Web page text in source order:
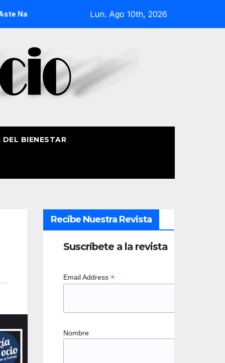
2026 La Procesión Náutica de la Amatxu de Begoña
Lun. Ago 10th, 2026
DEL BIENESTAR
Recibe Nuestra Revista
Suscríbete a la revista
Email Address *
Nombre